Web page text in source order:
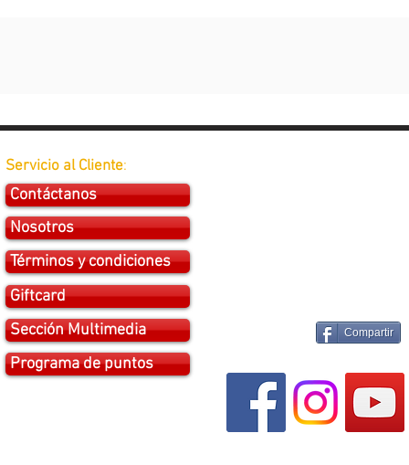
Servicio al Cliente:
Contáctanos
Nosotros
Términos y condiciones
Giftcard
Sección Multimedia
Programa de puntos
Compartir